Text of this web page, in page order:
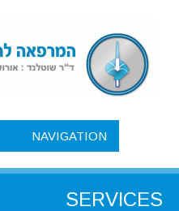
NAVIGATION
SERVICES